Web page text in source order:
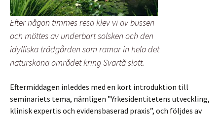
Efter någon timmes resa klev vi av bussen
och möttes av underbart solsken och den
idylliska trädgården som ramar in hela det
natursköna området kring Svartå slott.
Eftermiddagen inleddes med en kort introduktion till
seminariets tema, nämligen ”Yrkesidentitetens utveckling,
klinisk expertis och evidensbaserad praxis”, och följdes av